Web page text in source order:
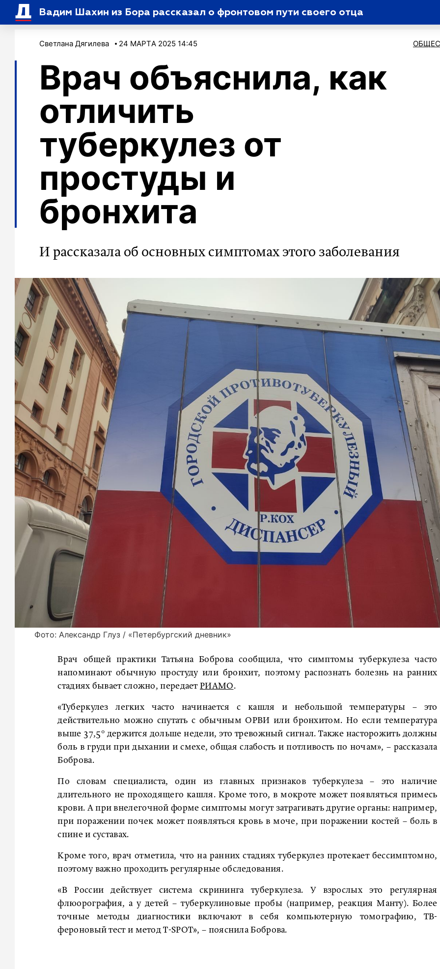
Вадим Шахин из Бора рассказал о фронтовом пути своего отца
Светлана Дягилева 24 МАРТA 2025 14:45
Врач объяснила, как
отличить
туберкулез от
простуды и
бронхита
И рассказала об основных симптомах этого заболевания
Фото: Александр Глуз / «Петербургский дневник»
Врач общей практики Татьяна Боброва сообщила, что симптомы туберкулеза часто
напоминают обычную простуду или бронхит, поэтому распознать болезнь на ранних
стадиях бывает сложно, передаетРИАМО.
«Туберкулез легких часто начинается с кашля и небольшой температуры – это
действительно можно спутать с обычным ОРВИ или бронхитом. Но если температура
выше 37,5° держится дольше недели, это тревожный сигнал. Также насторожить должны
боль в груди при дыхании и смехе, общая слабость и потливость по ночам», – рассказала
Боброва.
По словам специалиста, один из главных признаков туберкулеза – это наличие
длительного не проходящего кашля. Кроме того, в мокроте может появляться примесь
крови. А при внелегочной форме симптомы могут затрагивать другие органы: например,
при поражении почек может появляться кровь в моче, при поражении костей – боль в
спине и суставах.
Кроме того, врач отметила, что на ранних стадиях туберкулез протекает бессимптомно,
поэтому важно проходить регулярные обследования.
«В России действует система скрининга туберкулеза. У взрослых это регулярная
флюорография, а у детей – туберкулиновые пробы (например, реакция Манту). Более
точные методы диагностики включают в себя компьютерную томографию, ТВ-
фероновый тест и метод Т-SPOT», – пояснила Боброва.